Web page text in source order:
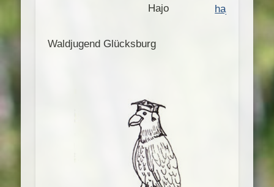
Hajo
Waldjugend Glücksburg